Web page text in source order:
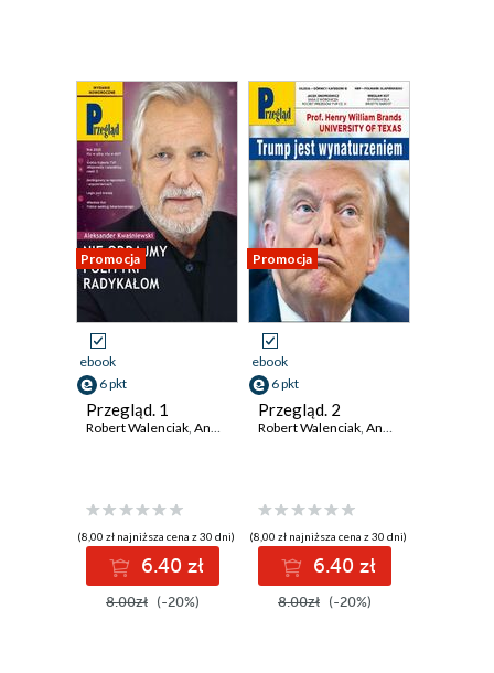
Promocja
ebook
6 pkt
Przegląd. 1
Robert Walenciak, Andrzej Sikorski ,Roman Kurkiewicz
(8,00 zł najniższa cena z 30 dni)
6.40 zł
8.00zł (-20%)
Promocja
ebook
6 pkt
Przegląd. 2
Robert Walenciak, Andrzej Sikorski
(8,00 zł najniższa cena z 30 dni)
6.40 zł
8.00zł (-20%)